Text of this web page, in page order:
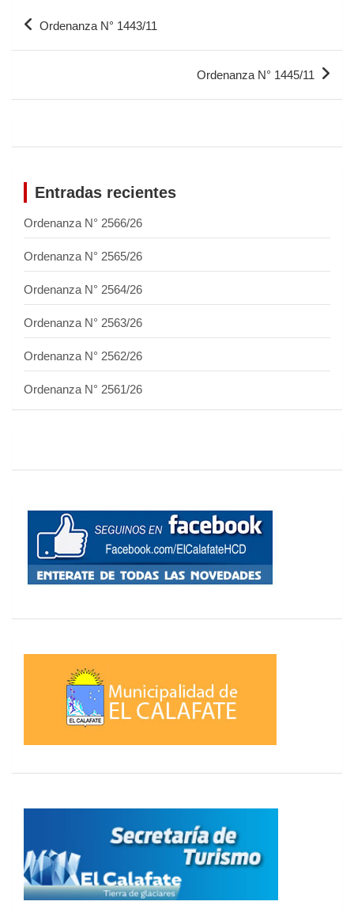
Ordenanza N° 1443/11
Ordenanza N° 1445/11
Entradas recientes
Ordenanza N° 2566/26
Ordenanza N° 2565/26
Ordenanza N° 2564/26
Ordenanza N° 2563/26
Ordenanza N° 2562/26
Ordenanza N° 2561/26